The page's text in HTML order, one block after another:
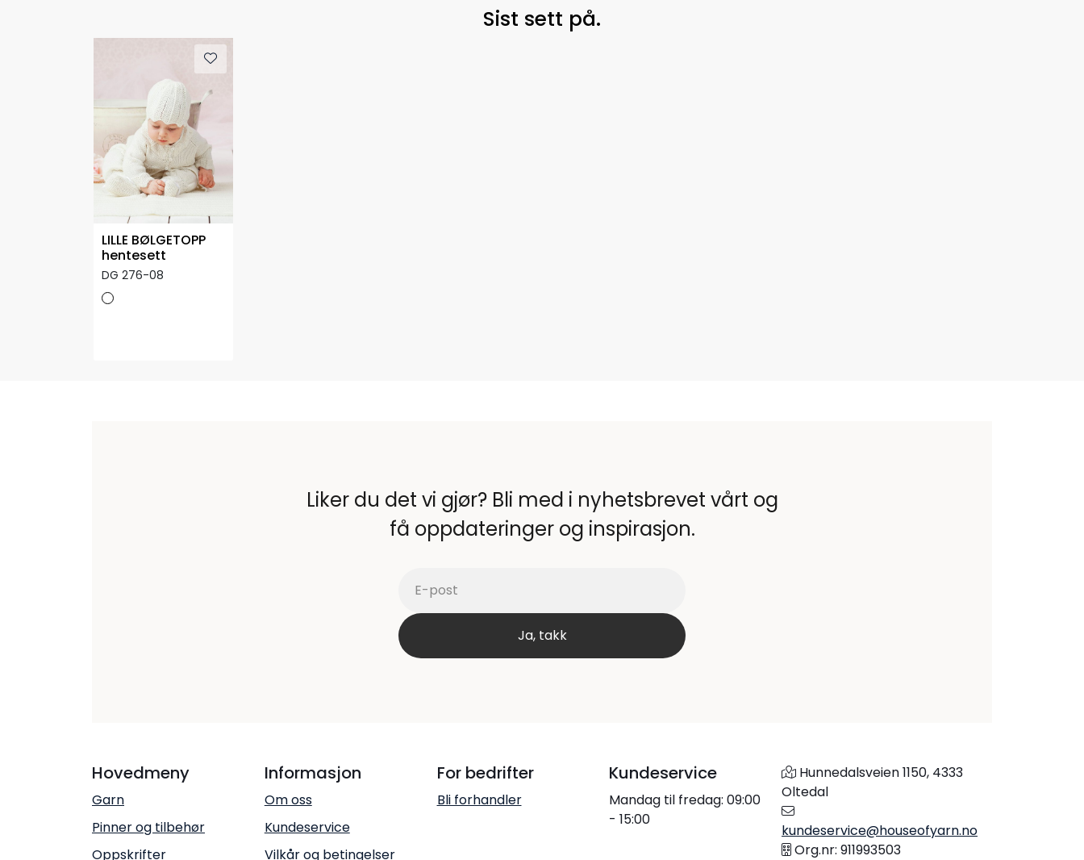
Sist sett på.
LILLE BØLGETOPP
hentesett
DG 276-08
Liker du det vi gjør? Bli med i nyhetsbrevet vårt og
få oppdateringer og inspirasjon.
Hovedmeny
Garn
Pinner og tilbehør
Oppskrifter
Informasjon
Om oss
Kundeservice
Vilkår og betingelser
For bedrifter
Bli forhandler
Kundeservice
Mandag til fredag: 09:00
- 15:00
Hunnedalsveien 1150, 4333
Oltedal
kundeservice@houseofyarn.no
Org.nr: 911993503